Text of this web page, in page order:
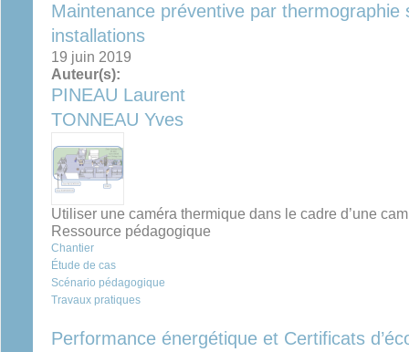
Maintenance préventive par thermographie
installations
19 juin 2019
Auteur(s):
PINEAU Laurent
TONNEAU Yves
Utiliser une caméra thermique dans le cadre d’une
Ressource pédagogique
Chantier
Étude de cas
Scénario pédagogique
Travaux pratiques
Performance énergétique et Certificats